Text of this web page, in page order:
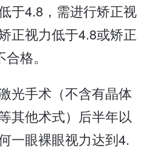
于4.8，需进行矫正视
正视力低于4.8或矫正
格。
光手术（不含有晶体
其他术式）后半年以
一眼裸眼视力达到4.